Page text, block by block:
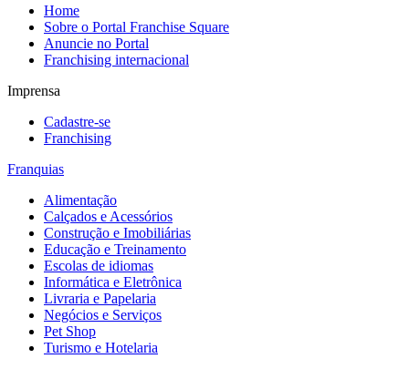
Home
Sobre o Portal Franchise Square
Anuncie no Portal
Franchising internacional
Imprensa
Cadastre-se
Franchising
Franquias
Alimentação
Calçados e Acessórios
Construção e Imobiliárias
Educação e Treinamento
Escolas de idiomas
Informática e Eletrônica
Livraria e Papelaria
Negócios e Serviços
Pet Shop
Turismo e Hotelaria